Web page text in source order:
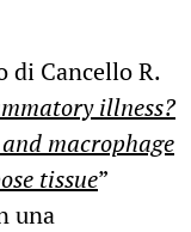
di Cancello R.
illness?
macrophage
tissue”
una